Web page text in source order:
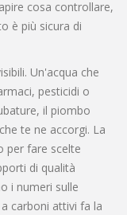
cosa controllare,
è più sicura di
Un'acqua che
pesticidi o
il piombo
te ne accorgi. La
per fare scelte
di qualità
i numeri sulle
carboni attivi fa la